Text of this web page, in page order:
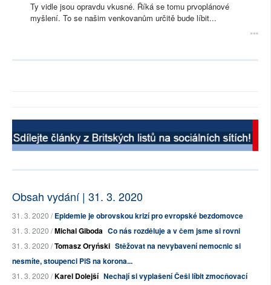
Ty vidle jsou opravdu vkusné. Říká se tomu prvoplánové
myšlení. To se našim venkovanům určitě bude líbit...
Obsah vydání | 31. 3. 2020
31. 3. 2020 /Epidemie je obrovskou krizí pro evropské bezdomovce
31. 3. 2020 /Michal Giboda Co nás rozděluje a v čem jsme si rovni
31. 3. 2020 /Tomasz Oryński Stěžovat na nevybavení nemocnic si
nesmíte, stoupenci PiS na korona...
31. 3. 2020 /Karel Dolejší Nechají si vyplašení Češi líbit zmocňovací